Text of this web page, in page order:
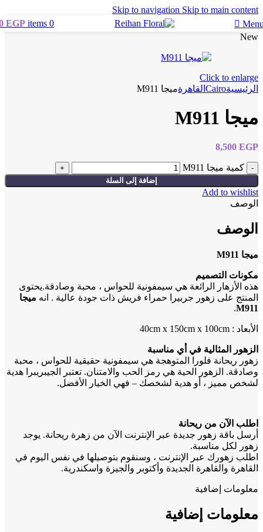
Skip to navigation Skip to main content
0
items
EGP
New
Click to enlarge
الرئيسيةCairo القاهرةميجا M911
ميجا M911
8,500 EGP
كمية ميجا M911
إضافة إلى السلة
Add to wishlist
الوصف
الوصف
ميجا M911
مكونات التصميم
هذه الأزهار الرائعة هي سيمفونية للحواس ، محبة وصادقة.يحتوى
المنتج على زهور جربيرا حمراء فريش ذات جودة عالية . انه ميجا
M911
.
الأبعاد : 40cm x 150cm x 100cm
الزهور المثالية في أي مناسبة
زهور ريحانة فلورا المتوهجة هي سيمفونية حقيقية للحواس ، محبة
وصادقة. الزهور الحية هي رمز الحب والامتنان. تعتبر الجيبريبرا هدية
لشخص مميز ، أو هدية لشخصك – فهي الخيار الأفضل.
اطلب الآن من ريحانة
أرسل باقة زهور جديدة عبر الإنترنت الآن من زهرة ريحانة. يوجد
زهور لكل مناسبة.
اطلب زهورك عبر الإنترنت ، وسنقوم بتوصيلها في نفس اليوم في
القاهرة والقاهرة الجديدة وأكتوبر والجيزة واسكندرية.
معلومات إضافية
معلومات إضافية